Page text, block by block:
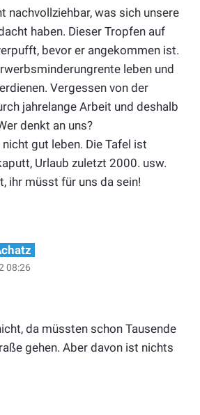
nachvollziehbar, was sich unsere
haben. Dieser Tropfen auf
bevor er angekommen ist.
leben und
Vergessen von der
jahrelange Arbeit und deshalb
denkt an uns?
gut leben. Die Tafel ist
Urlaub zuletzt 2000. usw.
ihr müsst für uns da sein!
08:26
da müssten schon Tausende
gehen. Aber davon ist nichts